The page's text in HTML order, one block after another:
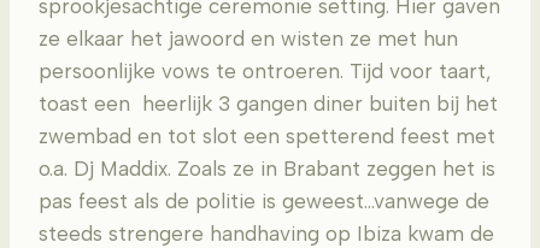
sprookjesachtige ceremonie setting. Hier gaven
ze elkaar het jawoord en wisten ze met hun
persoonlijke vows te ontroeren. Tijd voor taart,
toast een heerlijk 3 gangen diner buiten bij het
zwembad en tot slot een spetterend feest met
o.a. Dj Maddix. Zoals ze in Brabant zeggen het is
pas feest als de politie is geweest…vanwege de
steeds strengere handhaving op Ibiza kwam de